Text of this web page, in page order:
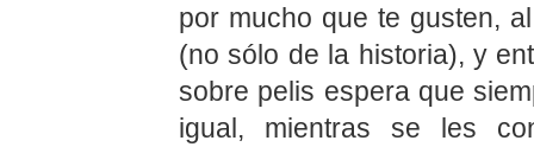
por mucho que te gusten,
(no sólo de la historia), y
sobre pelis espera que
igual, mientras se les